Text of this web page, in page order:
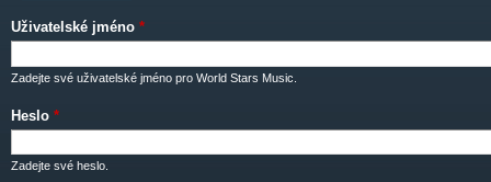
Uživatelské jméno *
Zadejte své uživatelské jméno pro World Stars Music.
Heslo *
Zadejte své heslo.